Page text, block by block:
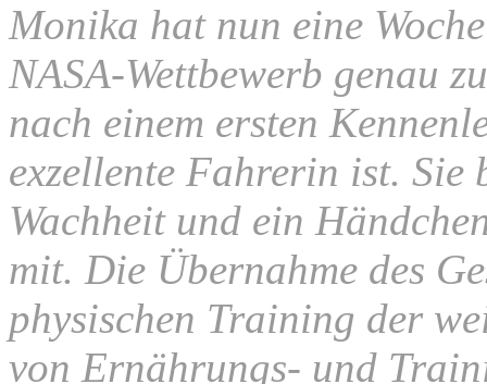
Monika hat nun eine
NASA-Wettbewerb genau
nach einem ersten
exzellente Fahrerin ist.
Wachheit und ein
mit. Die Übernahme des
physischen Training der
von Ernährungs- und